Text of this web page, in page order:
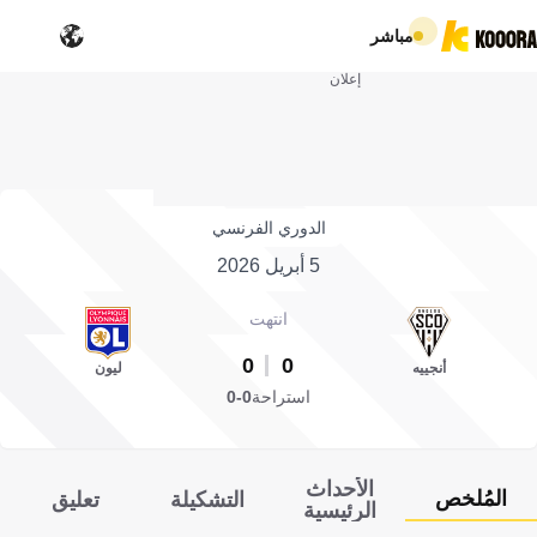
مباشر
إعلان
الدوري الفرنسي
5 أبريل 2026
أنجييه
انتهت
0
0 ليون
استراحة0-0
المُلخص
الأحداث
الرئيسية
التشكيلة تعليق